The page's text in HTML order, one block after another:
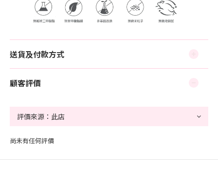
送貨及付款方式
顧客評價
尚未有任何評價